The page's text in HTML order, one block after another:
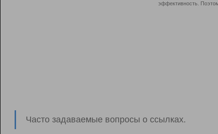
эффективность.
Часто задаваемые вопросы о ссылках.